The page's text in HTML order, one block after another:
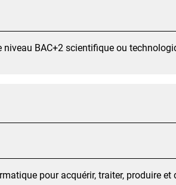
BAC+2 scientifique ou
pour acquérir, traiter, produire et